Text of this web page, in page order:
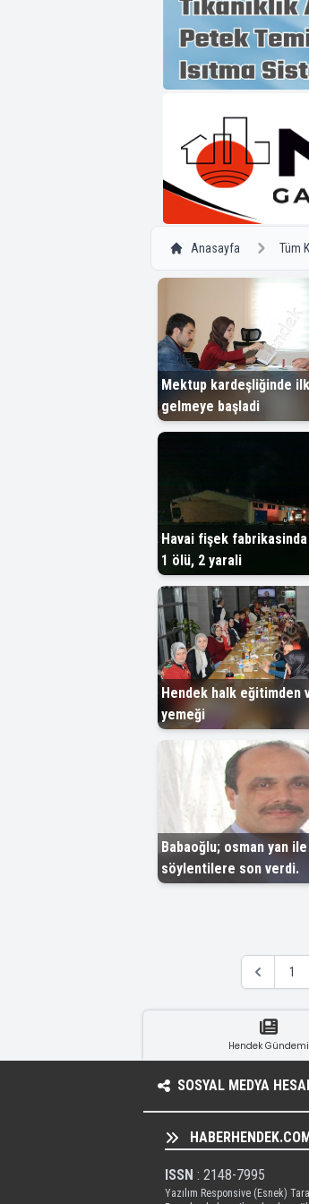
Anasayfa Tüm
Mektup kardeşliğinde
gelmeye başladi
Havai fişek
1 ölü, 2 yarali
Hendek halk eğitimden
yemeği
Babaoğlu; osman yan
söylentilere son verdi.
1
Hendek Gündemi
SOSYAL MEDYA
ISSN : 2148-7995
Yazılım Responsive (Esnek)